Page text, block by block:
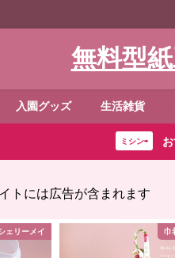
無料型
入園グッズ 生活雑貨
ミシン⇨
トには広告が含まれます
袋・ポーチ